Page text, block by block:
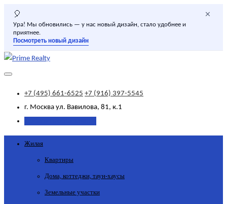
🎈
Ура! Мы обновились — у нас новый дизайн, стало удобнее и
приятнее.
Посмотреть новый дизайн
×
+7 (495) 661-6525 +7 (916) 397-5545
г. Москва ул. Вавилова, 81, к.1
Жилая
Квартиры
Дома, коттеджи, таун-хаусы
Земельные участки